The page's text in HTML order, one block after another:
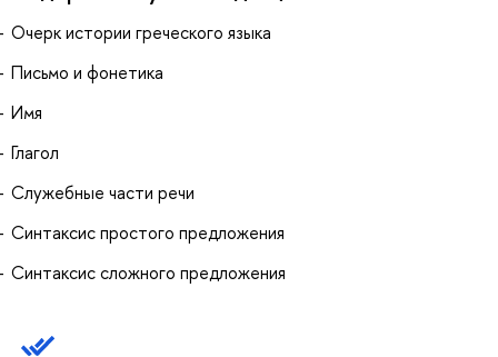
Очерк истории греческого языка
Письмо и фонетика
Имя
Глагол
Служебные части речи
Синтаксис простого предложения
Синтаксис сложного предложения